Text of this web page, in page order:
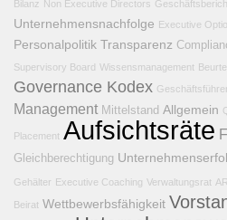
Bilanz Non Executive Directors
Unternehmensnachfolge Executive
Personalpolitik Transparenz
Supervisory Board Wissensmanagement
Governance Kodex Geschäftsführer
Management Mittelstand Allgemein
Placement Aufsichtsräte
Gleichberechtigung
Gehälter Executive Coaching Verwaltungsrat
Beirat Wettbewerbsfähigkeit